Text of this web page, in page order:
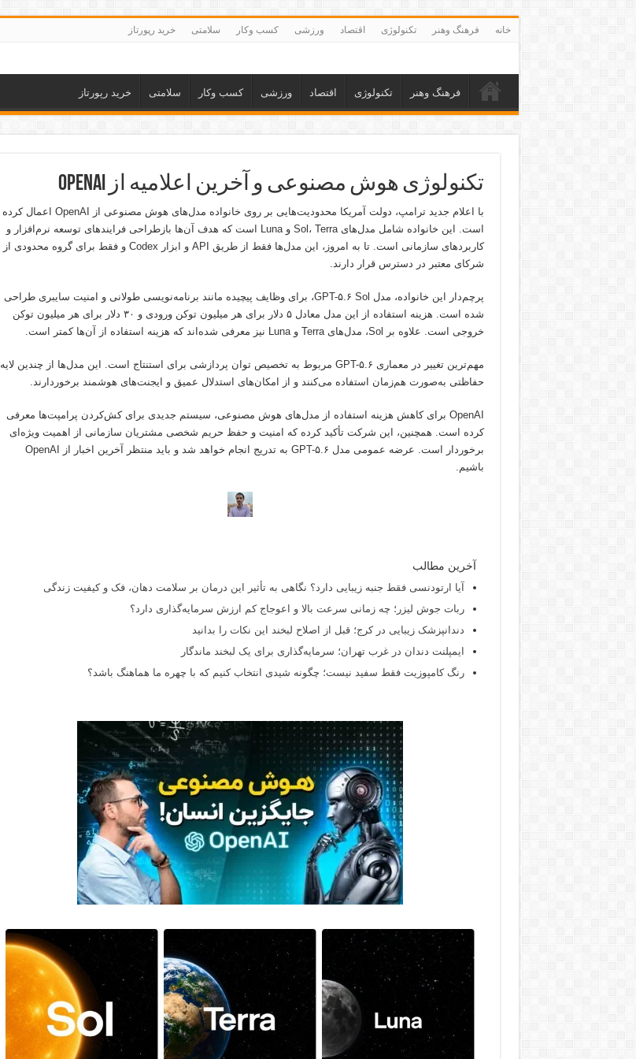
خانه فرهنگ وهنر تکنولوژی اقتصاد ورزشی کسب وکار سلامتی خرید رپورتاز
فرهنگ وهنر تکنولوژی اقتصاد ورزشی کسب وکار سلامتی خرید رپورتاز
تکنولوژی هوش مصنوعی و آخرین اعلامیه از OpenAI
با اعلام جدید ترامپ، دولت آمریکا محدودیت‌هایی بر روی خانواده مدل‌های هوش مصنوعی از OpenAI اعمال کرده
است. این خانواده شامل مدل‌های Sol، Terra و Luna است که هدف آن‌ها بازطراحی فرایندهای توسعه نرم‌افزار و
کاربردهای سازمانی است. تا به امروز، این مدل‌ها فقط از طریق API و ابزار Codex و فقط برای گروه محدودی از
شرکای معتبر در دسترس قرار دارند.
پرچم‌دار این خانواده، مدل GPT-۵.۶ Sol، برای وظایف پیچیده مانند برنامه‌نویسی طولانی و امنیت سایبری طراحی
شده است. هزینه استفاده از این مدل معادل ۵ دلار برای هر میلیون توکن ورودی و ۳۰ دلار برای هر میلیون توکن
خروجی است. علاوه بر Sol، مدل‌های Terra و Luna نیز معرفی شده‌اند که هزینه استفاده از آن‌ها کمتر است.
مهم‌ترین تغییر در معماری GPT-۵.۶ مربوط به تخصیص توان پردازشی برای استنتاج است. این مدل‌ها از چندین لایه
حفاظتی به‌صورت هم‌زمان استفاده می‌کنند و از امکان‌های استدلال عمیق و ایجنت‌های هوشمند برخوردارند.
OpenAI برای کاهش هزینه استفاده از مدل‌های هوش مصنوعی، سیستم جدیدی برای کش‌کردن پرامپت‌ها معرفی
کرده است. همچنین، این شرکت تأکید کرده که امنیت و حفظ حریم شخصی مشتریان سازمانی از اهمیت ویژه‌ای
برخوردار است. عرضه عمومی مدل GPT-۵.۶ به تدریج انجام خواهد شد و باید منتظر آخرین اخبار از OpenAI
باشیم.
آخرین مطالب
آیا ارتودنسی فقط جنبه زیبایی دارد؟ نگاهی به تأثیر این درمان بر سلامت دهان، فک و کیفیت زندگی
ربات جوش لیزر؛ چه زمانی سرعت بالا و اعوجاج کم ارزش سرمایه‌گذاری دارد؟
دندانپزشک زیبایی در کرج؛ قبل از اصلاح لبخند این نکات را بدانید
ایمپلنت دندان در غرب تهران؛ سرمایه‌گذاری برای یک لبخند ماندگار
رنگ کامپوزیت فقط سفید نیست؛ چگونه شیدی انتخاب کنیم که با چهره ما هماهنگ باشد؟